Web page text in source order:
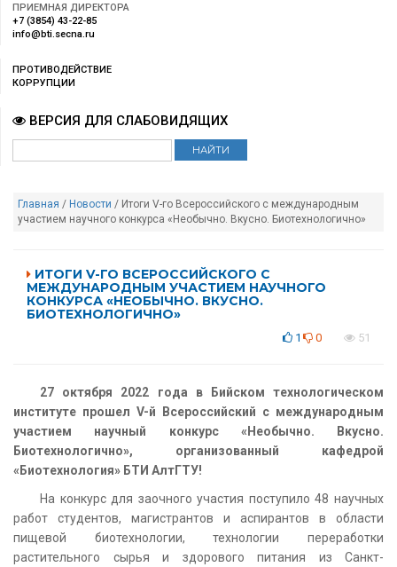
ПРИЕМНАЯ ДИРЕКТОРА
+7 (3854) 43-22-85
info@bti.secna.ru
ПРОТИВОДЕЙСТВИЕ
КОРРУПЦИИ
ВЕРСИЯ ДЛЯ СЛАБОВИДЯЩИХ
Главная / Новости / Итоги V-го Всероссийского с международным
участием научного конкурса «Необычно. Вкусно. Биотехнологично»
ИТОГИ V-ГО ВСЕРОССИЙСКОГО С
МЕЖДУНАРОДНЫМ УЧАСТИЕМ НАУЧНОГО
КОНКУРСА «НЕОБЫЧНО. ВКУСНО.
БИОТЕХНОЛОГИЧНО»
1 0 51
27 октября 2022 года в Бийском технологическом
институте прошел V-й Всероссийский с международным
участием научный конкурс «Необычно. Вкусно.
Биотехнологично», организованный кафедрой
«Биотехнология» БТИ АлтГТУ!
На конкурс для заочного участия поступило 48 научных
работ студентов, магистрантов и аспирантов в области
пищевой биотехнологии, технологии переработки
растительного сырья и здорового питания из Санкт-